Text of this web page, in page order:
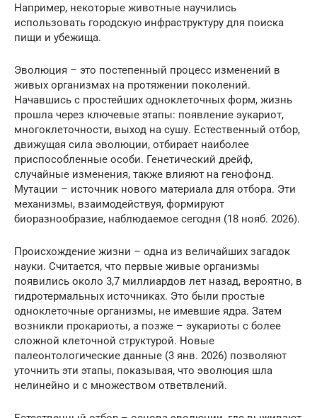
Например, некоторые животные научились
использовать городскую инфраструктуру для поиска
пищи и убежища.
Эволюция – это постепенный процесс изменений в
живых организмах на протяжении поколений.
Начавшись с простейших одноклеточных форм, жизнь
прошла через ключевые этапы: появление эукариот,
многоклеточности, выход на сушу. Естественный отбор,
движущая сила эволюции, отбирает наиболее
приспособленные особи. Генетический дрейф,
случайные изменения, также влияют на генофонд.
Мутации – источник нового материала для отбора. Эти
механизмы, взаимодействуя, формируют
биоразнообразие, наблюдаемое сегодня (18 нояб. 2026).
Происхождение жизни – одна из величайших загадок
науки. Считается, что первые живые организмы
появились около 3,7 миллиардов лет назад, вероятно, в
гидротермальных источниках. Это были простые
одноклеточные организмы, не имевшие ядра. Затем
возникли прокариоты, а позже – эукариоты с более
сложной клеточной структурой. Новые
палеонтологические данные (3 янв. 2026) позволяют
уточнить эти этапы, показывая, что эволюция шла
нелинейно и с множеством ответвлений.